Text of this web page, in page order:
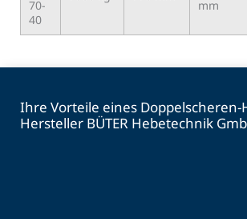
70-
40
mm
Ihre Vorteile eines Doppelscheren-
Hersteller BÜTER Hebetechnik